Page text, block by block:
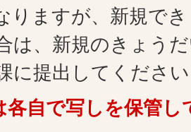
りますが、新規で
は、新規のきょう
に提出してくださ
自で写しを保管し